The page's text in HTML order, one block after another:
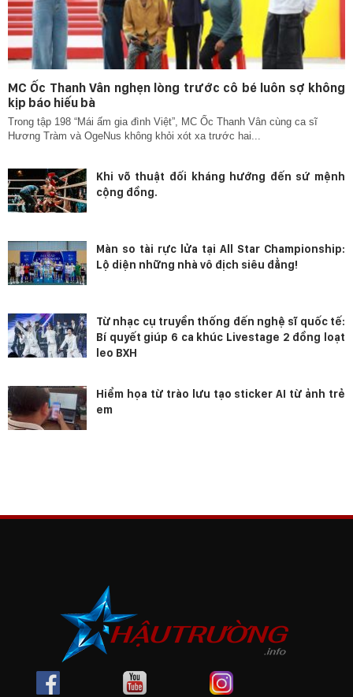
MC Ốc Thanh Vân nghẹn lòng trước cô bé luôn sợ không
kịp báo hiếu bà
Trong tập 198 “Mái ấm gia đình Việt”, MC Ốc Thanh Vân cùng ca sĩ
Hương Tràm và OgeNus không khỏi xót xa trước hai...
Khi võ thuật đối kháng hướng đến sứ mệnh
cộng đồng.
Màn so tài rực lửa tại All Star Championship:
Lộ diện những nhà vô địch siêu đẳng!
Từ nhạc cụ truyền thống đến nghệ sĩ quốc tế:
Bí quyết giúp 6 ca khúc Livestage 2 đồng loạt
leo BXH
Hiểm họa từ trào lưu tạo sticker AI từ ảnh trẻ
em